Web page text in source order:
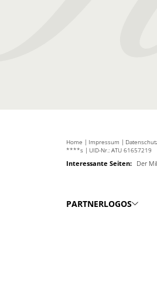
Home | Impressum |
****s | UID-Nr.: ATU 61657219
Interessante Seiten: Der
PARTNERLOGOS